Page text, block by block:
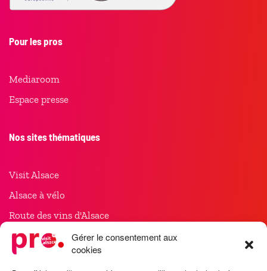
Gérer le consentement aux
cookies
Pour les pros
Mediaroom
Espace presse
Nos sites thématiques
Visit Alsace
Alsace à vélo
Route des vins d'Alsace
Noël en Alsace
Meet in Alsace